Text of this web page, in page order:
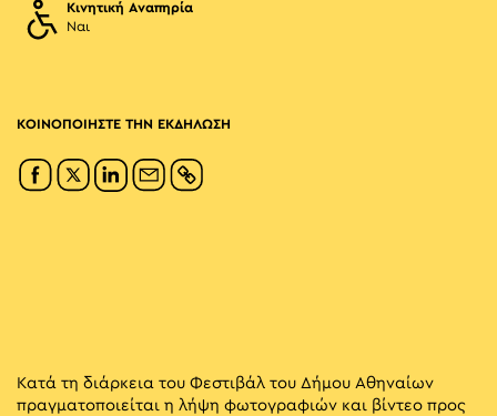
Κινητική Αναπηρία
Ναι
ΚΟΙΝΟΠΟΙΗΣΤΕ ΤΗΝ ΕΚΔΗΛΩΣΗ
Κατά τη διάρκεια του Φεστιβάλ του Δήμου Αθηναίων
πραγματοποιείται η λήψη φωτογραφιών και βίντεο προς